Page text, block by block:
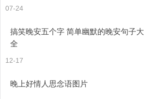
07-24
搞笑晚安五个字 简单幽默的晚安句子大
全
12-17
晚上好情人思念语图片